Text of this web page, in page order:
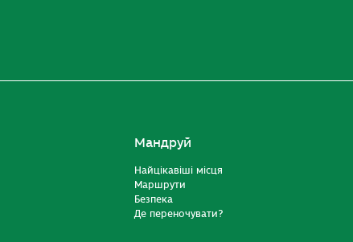
Мандруй
Найцікавіші місця
Маршрути
Безпека
Де переночувати?